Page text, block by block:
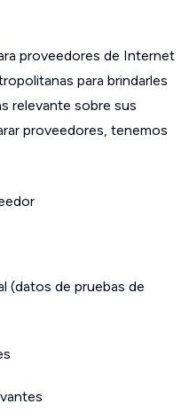
proveedores de Internet
para brindarles
relevante sobre sus
proveedores, tenemos
(datos de pruebas de